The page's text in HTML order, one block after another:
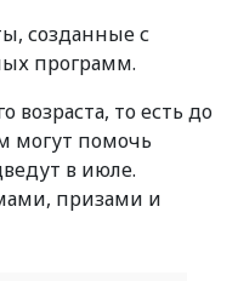
созданные с
программ.
возраста, то есть до
могут помочь
в июле.
призами и